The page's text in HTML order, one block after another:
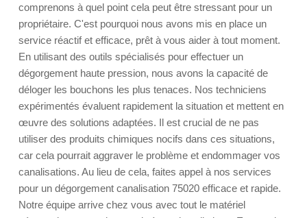
comprenons à quel point cela peut être stressant pour un
propriétaire. C'est pourquoi nous avons mis en place un
service réactif et efficace, prêt à vous aider à tout moment.
En utilisant des outils spécialisés pour effectuer un
dégorgement haute pression, nous avons la capacité de
déloger les bouchons les plus tenaces. Nos techniciens
expérimentés évaluent rapidement la situation et mettent en
œuvre des solutions adaptées. Il est crucial de ne pas
utiliser des produits chimiques nocifs dans ces situations,
car cela pourrait aggraver le problème et endommager vos
canalisations. Au lieu de cela, faites appel à nos services
pour un dégorgement canalisation 75020 efficace et rapide.
Notre équipe arrive chez vous avec tout le matériel